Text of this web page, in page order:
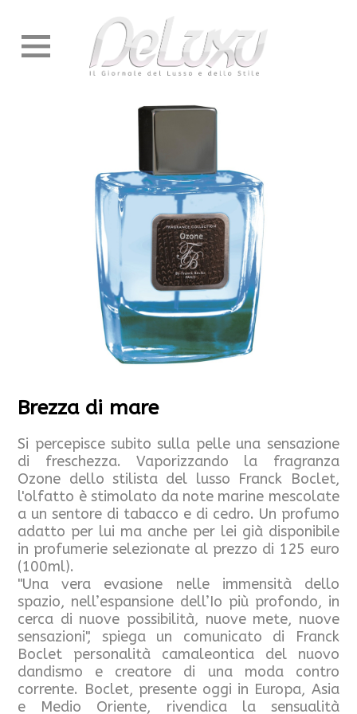
Brezza di mare
Si percepisce subito sulla pelle una sensazione
di freschezza. Vaporizzando la fragranza
Ozone dello stilista del lusso Franck Boclet,
l'olfatto è stimolato da note marine mescolate
a un sentore di tabacco e di cedro. Un profumo
adatto per lui ma anche per lei già disponibile
in profumerie selezionate al prezzo di 125 euro
(100ml).
"Una vera evasione nelle immensità dello
spazio, nell’espansione dell’Io più profondo, in
cerca di nuove possibilità, nuove mete, nuove
sensazioni", spiega un comunicato di Franck
Boclet personalità camaleontica del nuovo
dandismo e creatore di una moda contro
corrente. Boclet, presente oggi in Europa, Asia
e Medio Oriente, rivendica la sensualità